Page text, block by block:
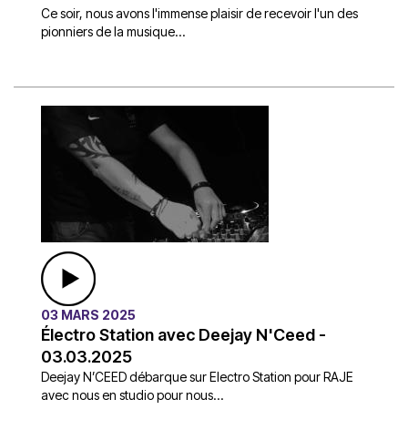
Ce soir, nous avons l'immense plaisir de recevoir l'un des
pionniers de la musique...
03 MARS 2025
Électro Station avec Deejay N'Ceed -
03.03.2025
Deejay N’CEED débarque sur Electro Station pour RAJE
avec nous en studio pour nous...